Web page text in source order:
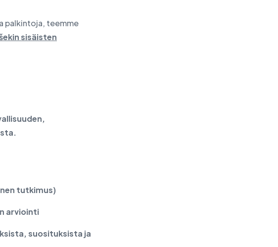
palkintoja, teemme
sisäisten
tutkimus)
arviointi
suosituksista ja